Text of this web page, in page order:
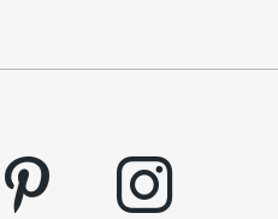
pinterest instagram